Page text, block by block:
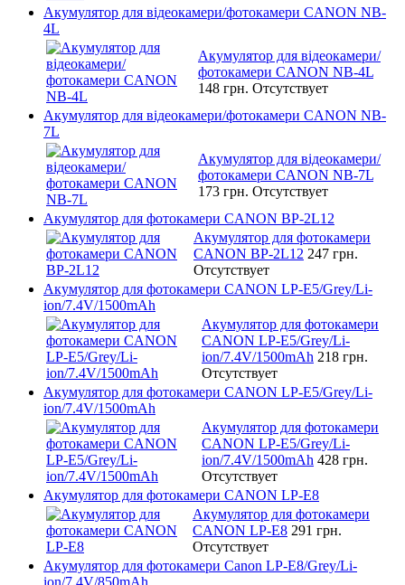
Акумулятор для відеокамери/фотокамери CANON NB-
4L
Акумулятор для відеокамери/
фотокамери CANON NB-4L
148 грн. Отсутствует
Акумулятор для відеокамери/фотокамери CANON NB-
7L
Акумулятор для відеокамери/
фотокамери CANON NB-7L
173 грн. Отсутствует
Акумулятор для фотокамери CANON BP-2L12
Акумулятор для фотокамери
CANON BP-2L12 247 грн.
Отсутствует
Акумулятор для фотокамери CANON LP-E5/Grey/Li-
ion/7.4V/1500mAh
Акумулятор для фотокамери
CANON LP-E5/Grey/Li-
ion/7.4V/1500mAh 218 грн.
Отсутствует
Акумулятор для фотокамери CANON LP-E5/Grey/Li-
ion/7.4V/1500mAh
Акумулятор для фотокамери
CANON LP-E5/Grey/Li-
ion/7.4V/1500mAh 428 грн.
Отсутствует
Акумулятор для фотокамери CANON LP-E8
Акумулятор для фотокамери
CANON LP-E8 291 грн.
Отсутствует
Акумулятор для фотокамери Canon LP-E8/Grey/Li-
ion/7.4V/850mAh